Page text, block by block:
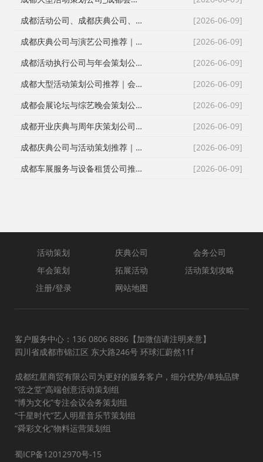
[2026-06-09]
成都活动公司、成都庆典公司、成都会务公司、成都会议策划公司，红星团队26年经验深度解读
[2026-06-09]
成都庆典公司与演艺公司推荐｜开张剪彩、舞龙舞狮、大型晚会全案执行
[2026-06-09]
成都活动执行公司与年会策划公司推荐｜全流程服务与安全保障
[2026-06-09]
成都大型活动策划公司推荐｜会议策划、庆典执行、年会演艺一站式服务
[2026-06-09]
成都会展论坛与综艺晚会策划公司推荐｜活动策划执行与资源整合专家
[2026-06-09]
成都开业庆典与周年庆策划公司推荐｜专业舞台搭建与高端现场布置
[2026-06-09]
成都庆典公司与活动策划推荐｜跨年晚会、元旦晚会、企业年会一站式执行
[2026-06-09]
成都车展服务与设备租赁公司推荐｜新车上市、试驾活动、巡展全案执行
活动策划 庆典公司
会务公司
年会策划
拓展活动
活动策划攻略
注册/登录
网站地图
客户服务中心：136 0806 8886【加微信请注明来意】
四川省成都市锦江区 东大路246号 环球汇蔚然11f
成都红星商贸有限公司为更好的服务客户，细分优势/单独品牌
“弦之堂”高端创意活动策划组
“博为文化”专注会议会务策划组
“千星时代”艺人明星音乐节策划组
“舜彩文化”物料运营策划组
蜀ICP备12012970号-15